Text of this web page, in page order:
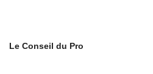
Le Conseil du Pro